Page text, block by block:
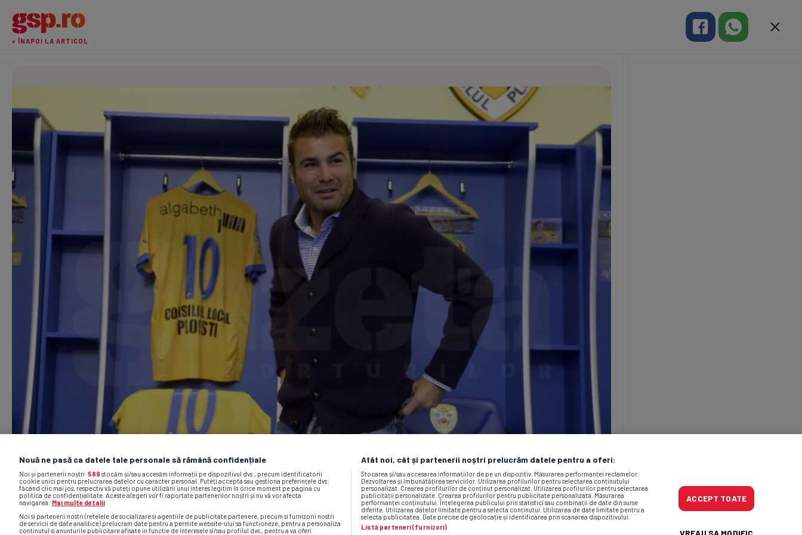
« ÎNAPOI LA ARTICOL
Nouă ne pasă ca datele tale personale să rămână confidențiale
Noi și partenerii noștri 589 stocăm și/sau accesăm informații pe dispozitivul dvs., precum identificatorii
cookie unici pentru prelucrarea datelor cu caracter personal. Puteți accepta sau gestiona preferințele dvs.
făcând clic mai jos, respectiv vă puteți opune utilizării unui interes legitim în orice moment pe pagina cu
politica de confidențialitate. Aceste alegeri vor fi raportate partenerilor noștri și nu vă vor afecta
navigarea.
Mai multe detalii
Noi si partenerii nostri (retelele de socializare si agentiile de publicitate partenere, precum si furnizorii nostri
de servicii de date analitice) prelucram date pentru a permite website-ului sa functioneze, pentru a personaliza
continutul si anunturile publicitare afisate in functie de interesele si/sau profilul dvs., pentru a va oferi
Atât noi, cât și partenerii noștri prelucrăm datele pentru a oferi:
Stocarea și/sau accesarea informațiilor de pe un dispozitiv. Măsurarea performanței reclamelor.
Dezvoltarea și îmbunătățirea serviciilor. Utilizarea profilurilor pentru selectarea conținutului
personalizat. Crearea profilurilor de conținut personalizat. Utilizarea profilurilor pentru selectarea
publicității personalizate. Crearea profilurilor pentru publicitate personalizată. Măsurarea
performanței conținutului. Înțelegerea publicului prin statistici sau combinații de date din surse
diferite. Utilizarea datelor limitate pentru a selecta conținutul. Utilizarea de date limitate pentru a
selecta publicitatea. Date precise de geolocație și identificarea prin scanarea dispozitivului.
Listă parteneri (furnizori)
ACCEPT TOATE
VREAU SA MODIFIC